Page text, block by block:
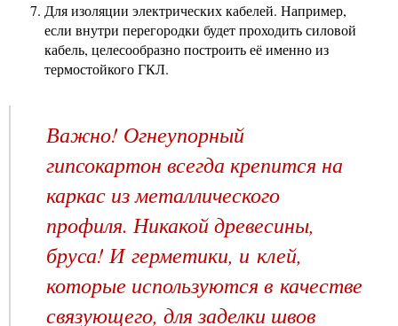
Для изоляции электрических кабелей. Например,
если внутри перегородки будет проходить силовой
кабель, целесообразно построить её именно из
термостойкого ГКЛ.
Важно! Огнеупорный
гипсокартон всегда крепится на
каркас из металлического
профиля. Никакой древесины,
бруса! И герметики, и клей,
которые используются в качестве
связующего, для заделки швов